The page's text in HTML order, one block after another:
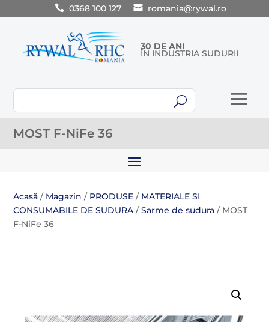
0368 100 127 romania@rywal.ro
30 DE ANI
ÎN INDUSTRIA SUDURII
U
MOST F-NiFe 36
Acasă / Magazin / PRODUSE / MATERIALE SI
CONSUMABILE DE SUDURA /Sarme de sudura / MOST
F-NiFe 36